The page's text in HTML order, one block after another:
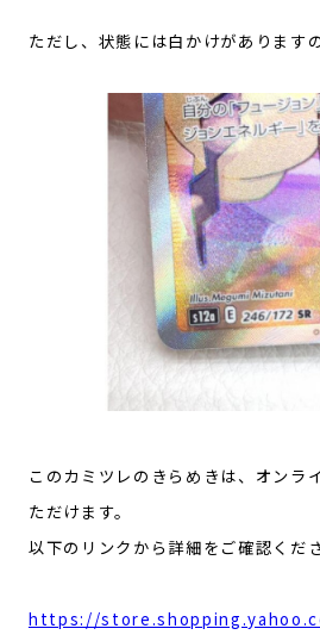
ただし、状態には白かけがあります
このカミツレのきらめきは、オンラ
ただけます。
以下のリンクから詳細をご確認くださ
https://